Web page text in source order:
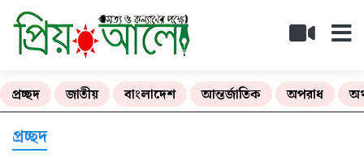
প্রচ্ছদ জাতীয় বাংলাদেশ আন্তর্জাতিক অপরাধ
প্রচ্ছদ